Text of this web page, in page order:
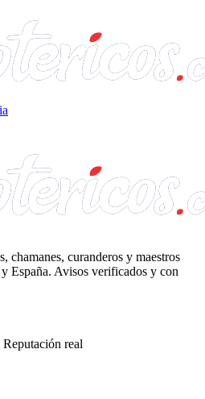
chamanes, curanderos y maestros
España. Avisos verificados y con
Reputación real